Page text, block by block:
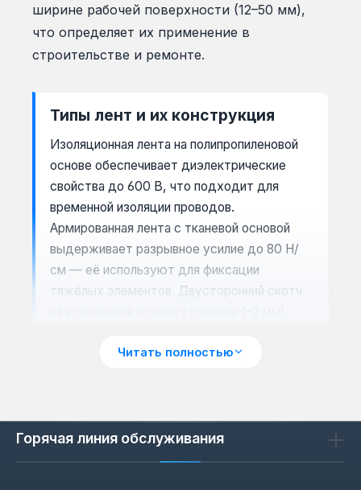
ширине рабочей поверхности (12–50 мм),
что определяет их применение в
строительстве и ремонте.
Типы лент и их конструкция
Изоляционная лента на полипропиленовой
основе обеспечивает диэлектрические
свойства до 600 В, что подходит для
временной изоляции проводов.
Армированная лента с тканевой основой
выдерживает разрывное усилие до 80 Н/
см — её используют для фиксации
тяжёлых элементов. Двусторонний скотч
держит нагрузку до 5 кг на погонный метр.
Читать полностью
Горячая линия обслуживания